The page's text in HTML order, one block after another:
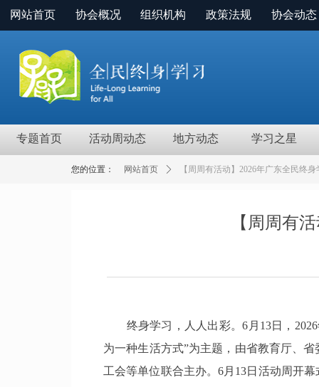
网站首页 协会概况 组织机构 政策法规 协会动态
活动周动态
专题首页 学习之星
地方动态
网站首页 ꄲ 【周周有活动】2026年广东全民终
您的位置：
【周周有
终身学习，人人出彩。6月13日，2026
为一种生活方式”为主题，由省教育厅、
工会等单位联合主办。6月13日活动周开